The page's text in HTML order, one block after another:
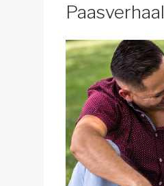
Paasverhaal